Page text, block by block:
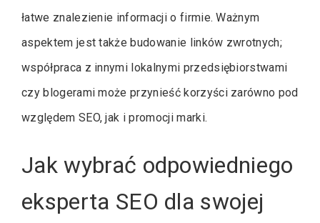
łatwe znalezienie informacji o firmie. Ważnym
aspektem jest także budowanie linków zwrotnych;
współpraca z innymi lokalnymi przedsiębiorstwami
czy blogerami może przynieść korzyści zarówno pod
względem SEO, jak i promocji marki.
Jak wybrać odpowiedniego
eksperta SEO dla swojej